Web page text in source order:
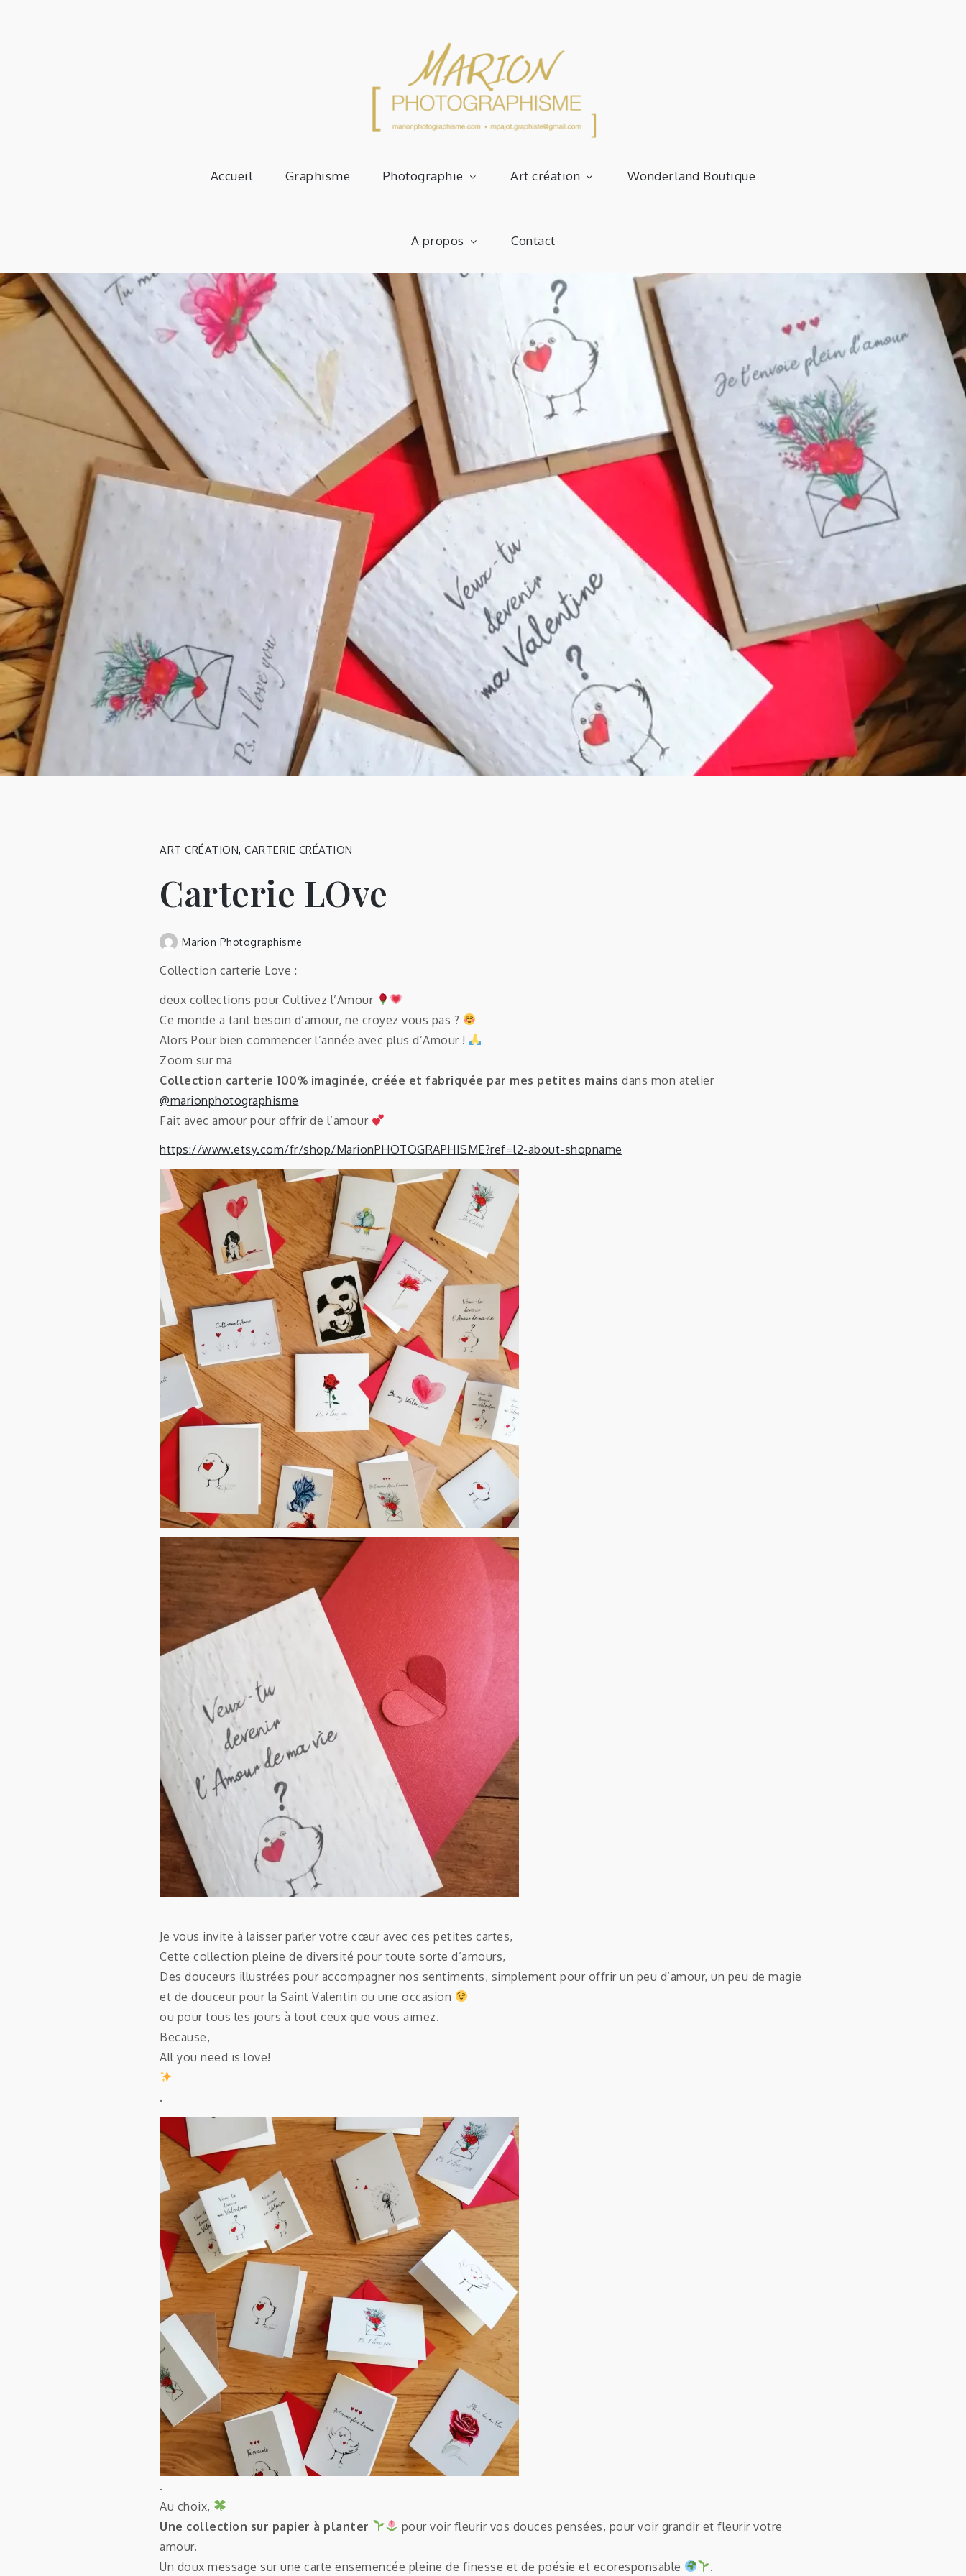
Marion
Accueil Graphisme Photographie Art création Wonderland Boutique
A propos Contact
ART CRÉATION, CARTERIE CRÉATION
Carterie LOve
Marion Photographisme
Collection carterie Love :
deux collections pour Cultivez l’Amour
Ce monde a tant besoin d’amour, ne croyez vous pas ?
Alors Pour bien commencer l’année avec plus d’Amour !
Zoom sur ma
Collection carterie 100% imaginée, créée et fabriquée par mes petites mains dans mon atelier
@marionphotographisme
Fait avec amour pour offrir de l’amour
https://www.etsy.com/fr/shop/MarionPHOTOGRAPHISME?ref=l2-about-shopname
Je vous invite à laisser parler votre cœur avec ces petites cartes,
Cette collection pleine de diversité pour toute sorte d’amours,
Des douceurs illustrées pour accompagner nos sentiments, simplement pour offrir un peu d’amour, un peu de magie
et de douceur pour la Saint Valentin ou une occasion
ou pour tous les jours à tout ceux que vous aimez.
Because,
All you need is love!
.
.
Au choix,
Une collection sur papier à planter
pour voir fleurir vos douces pensées, pour voir grandir et fleurir votre
amour.
Un doux message sur une carte ensemencée pleine de finesse et de poésie et ecoresponsable
.